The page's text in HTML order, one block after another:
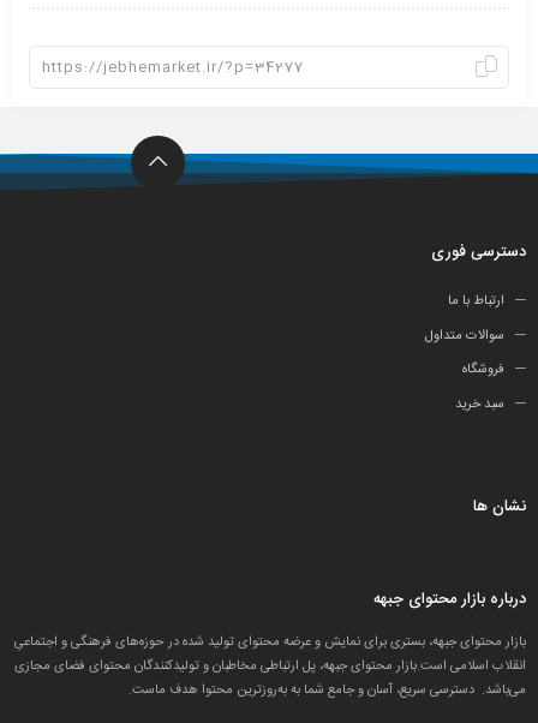
دسترسی فوری
ارتباط با ما
سوالات متداول
فروشگاه
سبد خرید
نشان ها
درباره بازار محتوای جبهه
بازار محتوای جبهه، بستری برای نمایش و عرضه محتوای تولید شده در حوزه‌های فرهنگی و اجتماعیِ
انقلاب اسلامی است.بازار محتوای جبهه، پل ارتباطی مخاطبان و تولید‌کنندگان محتوای فضای مجازی
می‌باشد. دسترسی سریع، آسان و جامع شما به به‌روزترین محتوا هدف ماست.